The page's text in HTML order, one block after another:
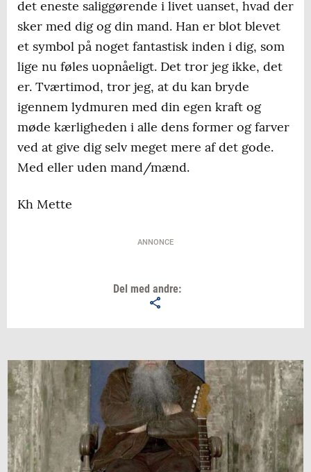
det eneste saliggørende i livet uanset, hvad der
sker med dig og din mand. Han er blot blevet
et symbol på noget fantastisk inden i dig, som
lige nu føles uopnåeligt. Det tror jeg ikke, det
er. Tværtimod, tror jeg, at du kan bryde
igennem lydmuren med din egen kraft og
møde kærligheden i alle dens former og farver
ved at give dig selv meget mere af det gode.
Med eller uden mand/mænd.
Kh Mette
ANNONCE
Del med andre: